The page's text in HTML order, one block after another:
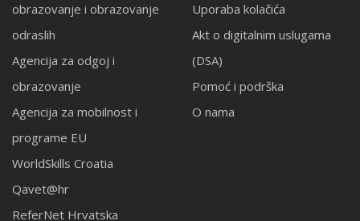
obrazovanje i obrazovanje
odraslih
Agencija za odgoj i
obrazovanje
Agencija za mobilnost i
programe EU
WorldSkills Croatia
Qavet@hr
ReferNet Hrvatska
Uporaba kolačića
Akt o digitalnim uslugama
(DSA)
Pomoć i podrška
O nama